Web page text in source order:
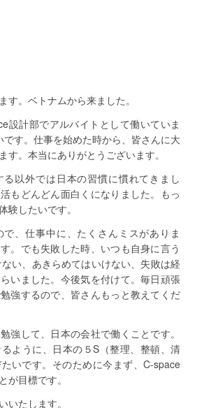
す。ベトナムから来ました。
設計部でアルバイトとして働いていま
す。仕事を始めた時から、皆さんに大
す。本当にありがとうございます。
以外では日本の習慣に慣れてきまし
もどんどん面白くになりました。もっ
験したいです。
、仕事中に、たくさんミスがありま
。でも失敗した時、いつも自身に言う
い、あきらめてはいけない、失敗は経
いました。今後気を付けて。毎日頑張
強するので、皆さんもっと教えてくだ
強して、日本の会社で働くことです。
ように、日本の５S（整理、整頓、清
いです。そのために今まず、C-space
が目標です。
いたします。